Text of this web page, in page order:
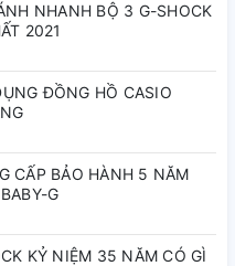
NHANH BỘ 3 G-SHOCK
2021
ĐỒNG HỒ CASIO
CẤP BẢO HÀNH 5 NĂM
G
KỶ NIỆM 35 NĂM CÓ GÌ